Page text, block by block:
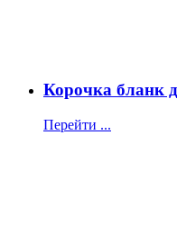
Корочка бланк
Перейти ...